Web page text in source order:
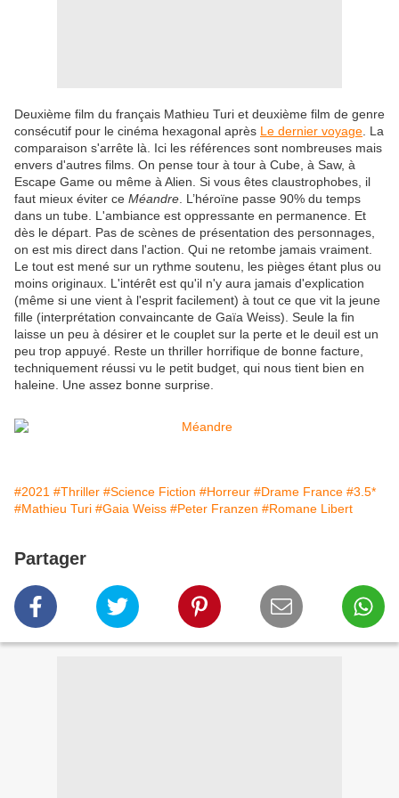
Deuxième film du français Mathieu Turi et deuxième film de genre
consécutif pour le cinéma hexagonal après Le dernier voyage . La
comparaison s'arrête là. Ici les références sont nombreuses mais
envers d'autres films. On pense tour à tour à Cube, à Saw, à
Escape Game ou même à Alien. Si vous êtes claustrophobes, il
faut mieux éviter ce Méandre . L’héroïne passe 90% du temps
dans un tube. L'ambiance est oppressante en permanence. Et
dès le départ. Pas de scènes de présentation des personnages,
on est mis direct dans l'action. Qui ne retombe jamais vraiment.
Le tout est mené sur un rythme soutenu, les pièges étant plus ou
moins originaux. L'intérêt est qu'il n'y aura jamais d'explication
(même si une vient à l'esprit facilement) à tout ce que vit la jeune
fille (interprétation convaincante de Gaïa Weiss). Seule la fin
laisse un peu à désirer et le couplet sur la perte et le deuil est un
peu trop appuyé. Reste un thriller horrifique de bonne facture,
techniquement réussi vu le petit budget, qui nous tient bien en
haleine. Une assez bonne surprise.
#2021 #Thriller #Science Fiction #Horreur #Drame France #3.5*
#Mathieu Turi #Gaia Weiss #Peter Franzen #Romane Libert
Partager